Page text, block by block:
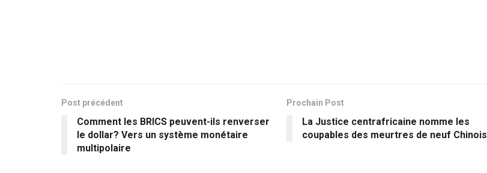
Post précédent
Comment les BRICS peuvent-ils renverser
le dollar? Vers un système monétaire
multipolaire
Prochain Post
La Justice centrafricaine nomme les
coupables des meurtres de neuf Chinois